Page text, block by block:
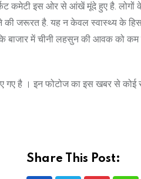
कमेटी इस ओर से आंखें मूंदे हुए है.
जरूरत है. यह न केवल स्वास्थ्य के
बाजार में चीनी लहसुन की आवक को
गए है । इन फोटोज का इस खबर से
Share This Post: